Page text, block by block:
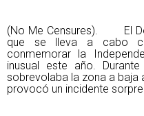
(No Me Censures). El
que se lleva a cabo
conmemorar la
inusual este año.
sobrevolaba la zona a baja
provocó un incidente